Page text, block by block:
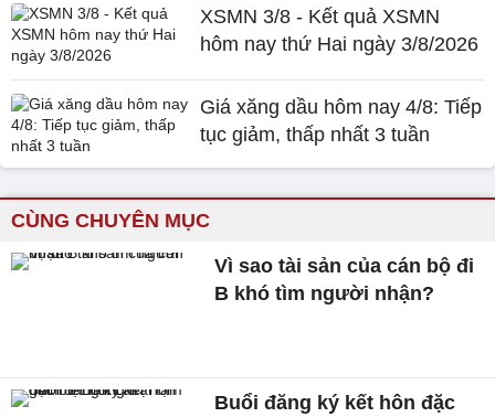
XSMN 3/8 - Kết quả XSMN
hôm nay thứ Hai ngày 3/8/2026
Giá xăng dầu hôm nay 4/8: Tiếp
tục giảm, thấp nhất 3 tuần
CÙNG CHUYÊN MỤC
Vì sao tài sản của cán bộ đi
B khó tìm người nhận?
Buổi đăng ký kết hôn đặc